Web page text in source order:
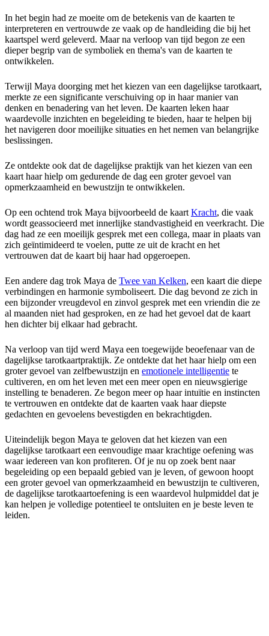
In het begin had ze moeite om de betekenis van de kaarten te
interpreteren en vertrouwde ze vaak op de handleiding die bij het
kaartspel werd geleverd. Maar na verloop van tijd begon ze een
dieper begrip van de symboliek en thema's van de kaarten te
ontwikkelen.
Terwijl Maya doorging met het kiezen van een dagelijkse tarotkaart,
merkte ze een significante verschuiving op in haar manier van
denken en benadering van het leven. De kaarten leken haar
waardevolle inzichten en begeleiding te bieden, haar te helpen bij
het navigeren door moeilijke situaties en het nemen van belangrijke
beslissingen.
Ze ontdekte ook dat de dagelijkse praktijk van het kiezen van een
kaart haar hielp om gedurende de dag een groter gevoel van
opmerkzaamheid en bewustzijn te ontwikkelen.
Op een ochtend trok Maya bijvoorbeeld de kaart Kracht, die vaak
wordt geassocieerd met innerlijke standvastigheid en veerkracht. Die
dag had ze een moeilijk gesprek met een collega, maar in plaats van
zich geïntimideerd te voelen, putte ze uit de kracht en het
vertrouwen dat de kaart bij haar had opgeroepen.
Een andere dag trok Maya de Twee van Kelken, een kaart die diepe
verbindingen en harmonie symboliseert. Die dag bevond ze zich in
een bijzonder vreugdevol en zinvol gesprek met een vriendin die ze
al maanden niet had gesproken, en ze had het gevoel dat de kaart
hen dichter bij elkaar had gebracht.
Na verloop van tijd werd Maya een toegewijde beoefenaar van de
dagelijkse tarotkaartpraktijk. Ze ontdekte dat het haar hielp om een ​​
groter gevoel van zelfbewustzijn en emotionele intelligentie te
cultiveren, en om het leven met een meer open en nieuwsgierige
instelling te benaderen. Ze begon meer op haar intuïtie en instincten
te vertrouwen en ontdekte dat de kaarten vaak haar diepste
gedachten en gevoelens bevestigden en bekrachtigden.
Uiteindelijk begon Maya te geloven dat het kiezen van een
dagelijkse tarotkaart een eenvoudige maar krachtige oefening was
waar iedereen van kon profiteren. Of je nu op zoek bent naar
begeleiding op een bepaald gebied van je leven, of gewoon hoopt
een groter gevoel van opmerkzaamheid en bewustzijn te cultiveren,
de dagelijkse tarotkaartoefening is een waardevol hulpmiddel dat je
kan helpen je volledige potentieel te ontsluiten en je beste leven te
leiden.